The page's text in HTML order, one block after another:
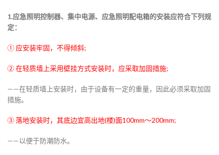
1.应急照明控制器、集中电源、应急照明配电箱的安装应符合下列规
定：
① 应安装牢固，不得倾斜;
② 在轻质墙上采用壁挂方式安装时，应采取加固措施;
——在轻质墙上安装时，由于设备有一定的重量，因此必须采取加固
措施。
③ 落地安装时，其底边宜高出地(楼)面100mm～200mm;
——以便于防潮防水。